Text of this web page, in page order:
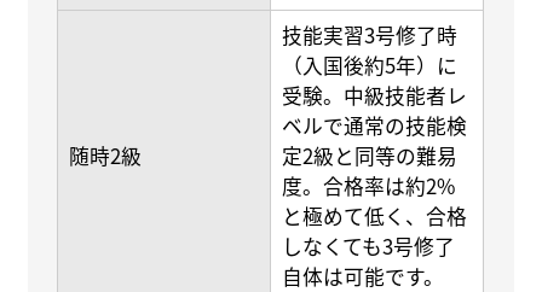
随時2級
技能実習3号修了時
（入国後約5年）に
受験。中級技能者レ
ベルで通常の技能検
定2級と同等の難易
度。合格率は約2%
と極めて低く、合格
しなくても3号修了
自体は可能です。